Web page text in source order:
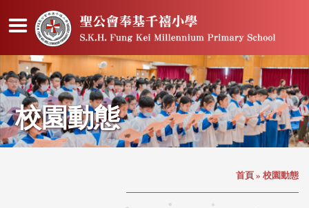
校園動態
首頁 » 校園動態